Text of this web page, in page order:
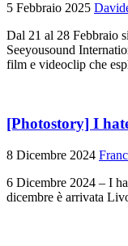
5 Febbraio 2025
Dal 21 al 28 Febbraio
Seeyousound
film e videoclip che
[Photostory] I
8 Dicembre 2024
6 Dicembre 2024 – I
dicembre è arrivata